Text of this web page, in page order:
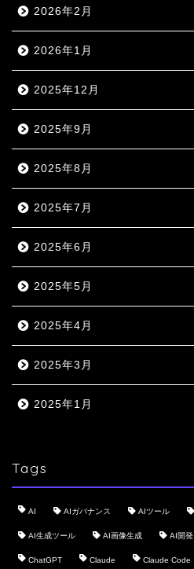
2026年2月
2026年1月
2025年12月
2025年9月
2025年8月
2025年7月
2025年6月
2025年5月
2025年4月
2025年3月
2025年1月
Tags
AI AIガバナンス AIツール
AI生成ツール AI画像生成 AI開発
ChatGPT Claude Claude Code